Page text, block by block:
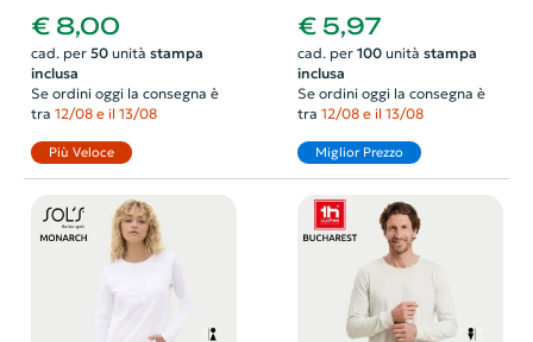
maniche lunghe a
girocollo e taglio regolare
in 100% cotone
semipettinato da 190gr
€ 8,00
cad. per 50unità stampa
inclusa
Se ordini oggi la consegna è
tra 12/08 e il 13/08
Più Veloce
maniche lunghe in 100%
cotone semipettinato da
150gr
€ 5,97
cad. per 100unità stampa
inclusa
Se ordini oggi la consegna è
tra 12/08 e il 13/08
Miglior Prezzo